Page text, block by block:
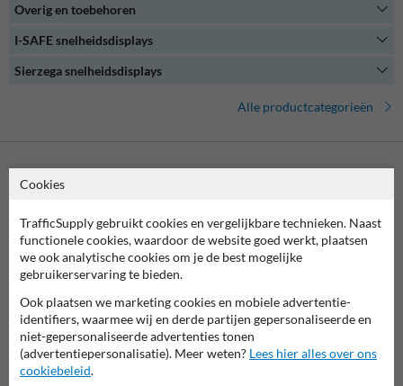
Onze snelheidsdisplays zijn gemakkelijk te bedienen en bieden een
een verkeerskundige bent of gewoon geïnteresseerd bent in het
snelheidsdisplay biedt de oplossing.
Overig en toebehoren
I-SAFE snelheidsdisplays
Sierzega snelheidsdisplays
Alle productcategorieën
Neem contact met ons op
7920070.
Vragen? Stuur een e-mail naarinfo@trafficsupply.nlof vul het
formulier in en we reageren zo spoedig mogelijk.
info@trafficsupply.nl
Alle contactgegevens
Cookies
TrafficSupply gebruikt cookies en vergelijkbare technieken. Naast
functionele cookies, waardoor de website goed werkt, plaatsen
we ook analytische cookies om je de best mogelijke
gebruikerservaring te bieden.
Ook plaatsen we marketing cookies en mobiele advertentie-
identifiers, waarmee wij en derde partijen gepersonaliseerde en
niet-gepersonaliseerde advertenties tonen
(advertentiepersonalisatie). Meer weten? Lees hier alles over ons
cookiebeleid.